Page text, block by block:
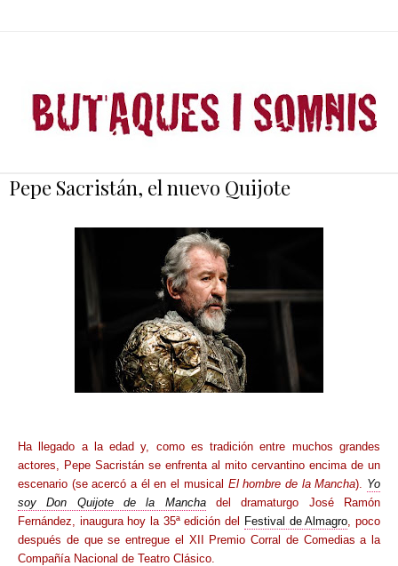
Pepe Sacristán, el nuevo Quijote
Ha llegado a la edad y, como es tradición entre muchos grandes
actores, Pepe Sacristán se enfrenta al mito cervantino encima de un
escenario (se acercó a él en el musical El hombre de la Mancha). Yo
soy Don Quijote de la Manchadel dramaturgo José Ramón
Fernández, inaugura hoy la 35ª edición del
Festival de Almagro, poco
después de que se entregue el XII Premio Corral de Comedias a la
Compañía Nacional de Teatro Clásico.